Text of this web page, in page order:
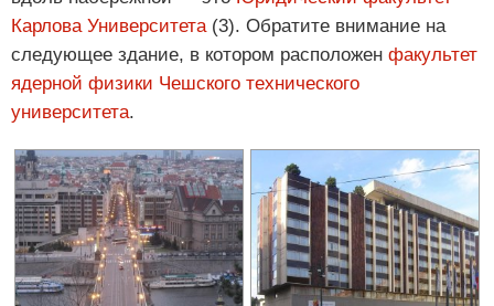
Карлова Университета (3). Обратите внимание на
следующее здание, в котором расположен факультет
ядерной физики Чешского технического
университета.